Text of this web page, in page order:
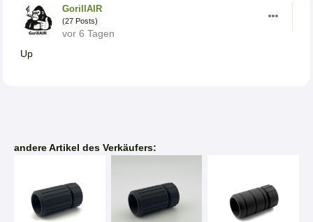
GorillAIR
(27 Posts)
vor 6 Tagen
Up
andere Artikel des Verkäufers: